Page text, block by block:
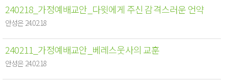
240218_가정예배교안_다윗에게 주신 감격스러운 언약
안성은 24.02.18
240211_가정예배교안_베레스웃사의 교훈
안성은 24.02.18